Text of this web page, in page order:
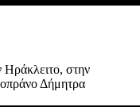
στην
Δήμητρα